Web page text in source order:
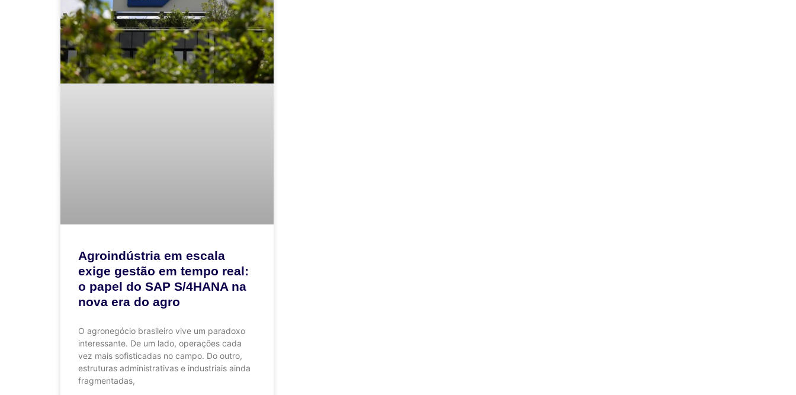
Agroindústria em escala
exige gestão em tempo real:
o papel do SAP S/4HANA na
nova era do agro
O agronegócio brasileiro vive um paradoxo
interessante. De um lado, operações cada
vez mais sofisticadas no campo. Do outro,
estruturas administrativas e industriais ainda
fragmentadas,